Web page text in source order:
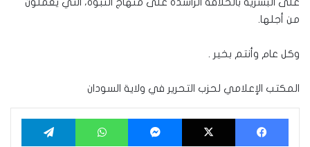
من أجلها.
وكل عام وأنتم بخير .
المكتب الإعلامي لحزب التحرير في ولاية السودان
فيسبوك ‫X ماسنجر واتساب